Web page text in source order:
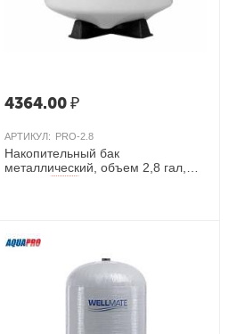
4364.00₽
АРТИКУЛ: PRO-2.8
Накопительный бак
металлический, объем 2,8 гал,